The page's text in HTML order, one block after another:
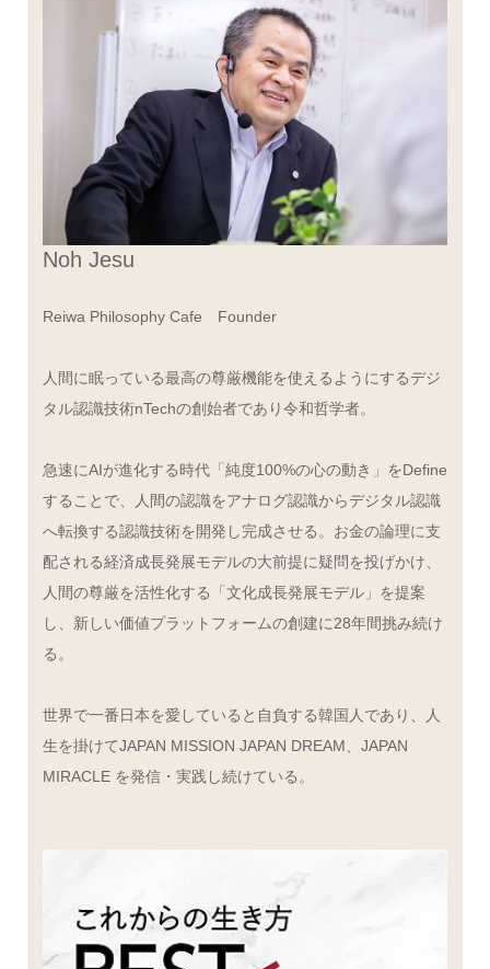
Noh Jesu
Reiwa Philosophy Cafe Founder
人間に眠っている最高の尊厳機能を使えるようにするデジ
タル認識技術nTechの創始者であり令和哲学者。
急速にAIが進化する時代「純度100%の心の動き」をDefine
することで、人間の認識をアナログ認識からデジタル認識
へ転換する認識技術を開発し完成させる。お金の論理に支
配される経済成長発展モデルの大前提に疑問を投げかけ、
人間の尊厳を活性化する「文化成長発展モデル」を提案
し、新しい価値プラットフォームの創建に28年間挑み続け
る。
世界で一番日本を愛していると自負する韓国人であり、人
生を掛けてJAPAN MISSION JAPAN DREAM、JAPAN
MIRACLE を発信・実践し続けている。